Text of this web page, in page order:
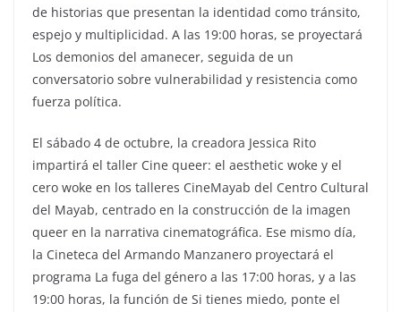
de historias que presentan la identidad como tránsito,
espejo y multiplicidad. A las 19:00 horas, se proyectará
Los demonios del amanecer, seguida de un
conversatorio sobre vulnerabilidad y resistencia como
fuerza política.
El sábado 4 de octubre, la creadora Jessica Rito
impartirá el taller Cine queer: el aesthetic woke y el
cero woke en los talleres CineMayab del Centro Cultural
del Mayab, centrado en la construcción de la imagen
queer en la narrativa cinematográfica. Ese mismo día,
la Cineteca del Armando Manzanero proyectará el
programa La fuga del género a las 17:00 horas, y a las
19:00 horas, la función de Si tienes miedo, ponte el